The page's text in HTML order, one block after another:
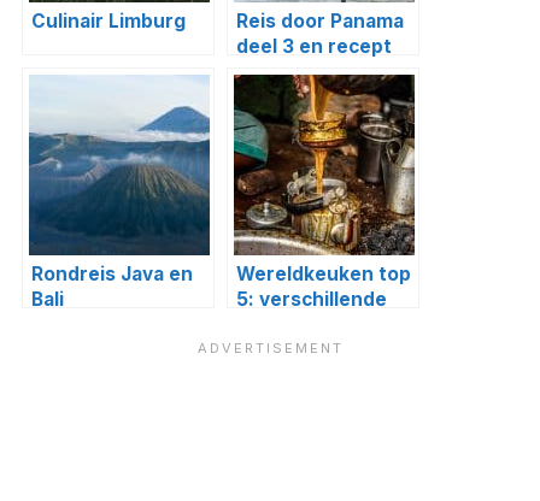
Culinair Limburg
Reis door Panama
deel 3 en recept
bananenbrood en
patagones
Rondreis Java en
Bali
Wereldkeuken top
5: verschillende
proeven